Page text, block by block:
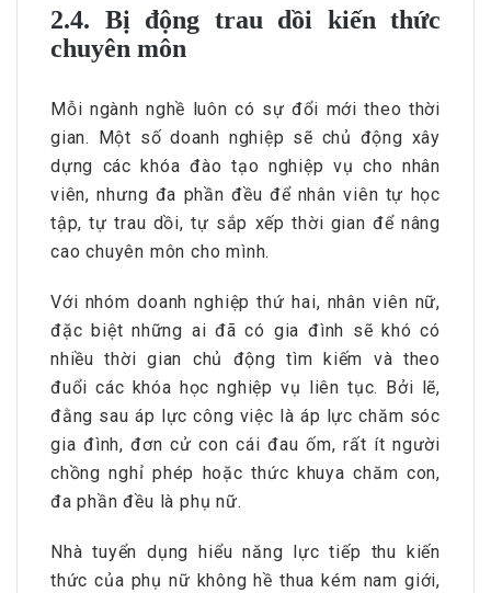
2.4. Bị động trau dồi kiến thức
chuyên môn
Mỗi ngành nghề luôn có sự đổi mới theo thời
gian. Một số doanh nghiệp sẽ chủ động xây
dựng các khóa đào tạo nghiệp vụ cho nhân
viên, nhưng đa phần đều để nhân viên tự học
tập, tự trau dồi, tự sắp xếp thời gian để nâng
cao chuyên môn cho mình.
Với nhóm doanh nghiệp thứ hai, nhân viên nữ,
đặc biệt những ai đã có gia đình sẽ khó có
nhiều thời gian chủ động tìm kiếm và theo
đuổi các khóa học nghiệp vụ liên tục. Bởi lẽ,
đằng sau áp lực công việc là áp lực chăm sóc
gia đình, đơn cử con cái đau ốm, rất ít người
chồng nghỉ phép hoặc thức khuya chăm con,
đa phần đều là phụ nữ.
Nhà tuyển dụng hiểu năng lực tiếp thu kiến
thức của phụ nữ không hề thua kém nam giới,